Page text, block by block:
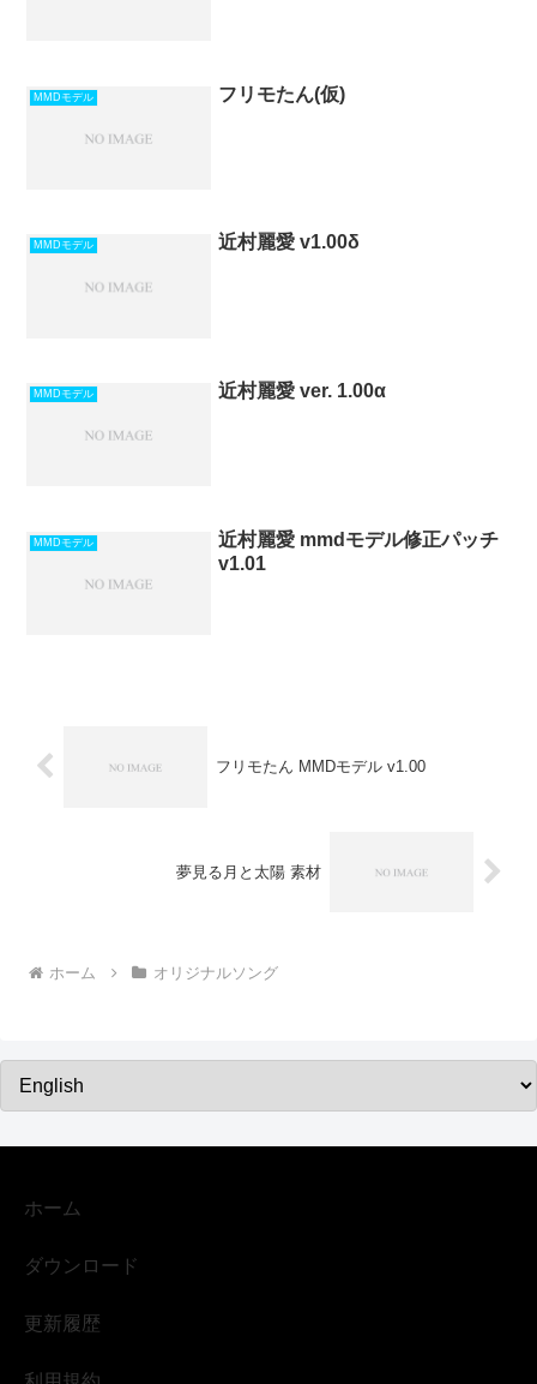
MMDモデル フリモたん(仮)
MMDモデル 近村麗愛 v1.00δ
MMDモデル 近村麗愛 ver. 1.00α
MMDモデル
近村麗愛 mmdモデル修正パッチ
v1.01
フリモたん MMDモデル v1.00
夢見る月と太陽 素材
ホーム オリジナルソング
ホーム
ダウンロード
更新履歴